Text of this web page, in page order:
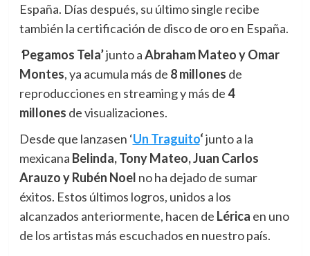
España. Días después, su último single recibe
también la certificación de disco de oro en España.
‘Pegamos Tela’junto aAbraham Mateo y Omar
Montes, ya acumula más de 8 millones de
reproducciones en streaming y más de4
millones de visualizaciones.
Desde que lanzasen ‘Un Traguito‘junto a la
mexicana Belinda, Tony Mateo, Juan Carlos
Arauzo y Rubén Noel no ha dejado de sumar
éxitos. Estos últimos logros, unidos a los
alcanzados anteriormente, hacen de Lérica en uno
de los artistas más escuchados en nuestro país.